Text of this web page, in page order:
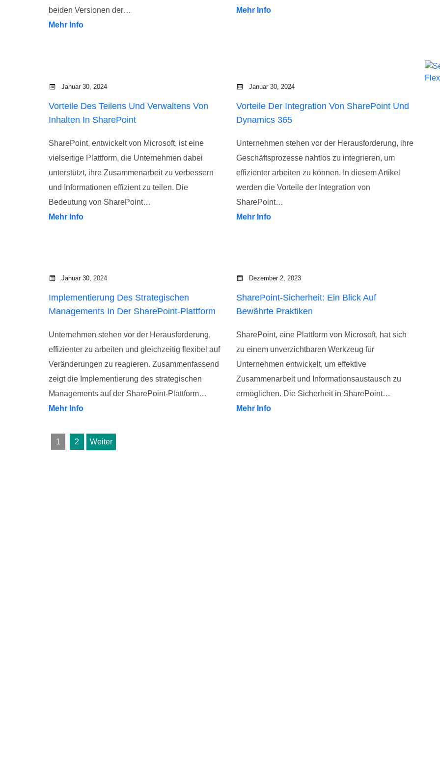
beiden Versionen der…
Mehr Info
Mehr Info
Januar 30, 2024
Vorteile Des Teilens Und Verwaltens Von
Inhalten In SharePoint
SharePoint, entwickelt von Microsoft, ist eine
vielseitige Plattform, die Unternehmen dabei
unterstützt, ihre Zusammenarbeit zu verbessern
und Informationen effizient zu teilen. Die
Bedeutung von SharePoint…
Mehr Info
Januar 30, 2024
Vorteile Der Integration Von SharePoint Und
Dynamics 365
Unternehmen stehen vor der Herausforderung, ihre
Geschäftsprozesse nahtlos zu integrieren, um
effizienter arbeiten zu können. In diesem Artikel
werden die Vorteile der Integration von
SharePoint…
Mehr Info
Januar 30, 2024
Implementierung Des Strategischen
Managements In Der SharePoint-Plattform
Unternehmen stehen vor der Herausforderung,
effizienter zu arbeiten und gleichzeitig flexibel auf
Veränderungen zu reagieren. Zusammenfassend
zeigt die Implementierung des strategischen
Managements auf der SharePoint-Plattform…
Mehr Info
Dezember 2, 2023
SharePoint-Sicherheit: Ein Blick Auf
Bewährte Praktiken
SharePoint, eine Plattform von Microsoft, hat sich
zu einem unverzichtbaren Werkzeug für
Unternehmen entwickelt, um effektive
Zusammenarbeit und Informationsaustausch zu
ermöglichen. Die Sicherheit in SharePoint…
Mehr Info
1 2 Weiter